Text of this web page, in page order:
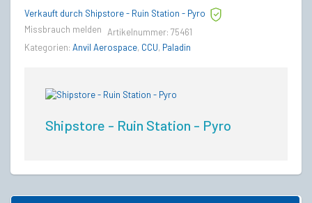
Paladin
Upgrade
quantity
Verkauft durch Shipstore - Ruin Station - Pyro
Missbrauch melden Artikelnummer: 75461
Kategorien: Anvil Aerospace, CCU, Paladin
Shipstore - Ruin Station - Pyro